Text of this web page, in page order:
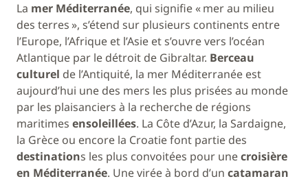
La mer Méditerranée, qui signifie « mer au milieu
des terres », s’étend sur plusieurs continents entre
l’Europe, l’Afrique et l’Asie et s’ouvre vers l’océan
Atlantique par le détroit de Gibraltar. Berceau
culturel de l’Antiquité, la mer Méditerranée est
aujourd’hui une des mers les plus prisées au monde
par les plaisanciers à la recherche de régions
maritimes ensoleillées. La Côte d’Azur, la Sardaigne,
la Grèce ou encore la Croatie font partie des
destinations les plus convoitées pour unecroisière
en Méditerranée. Une virée à bord d’un catamaran